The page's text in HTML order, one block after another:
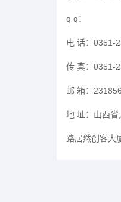
q q：
电 话： 0351-
传 真： 0351-
邮 箱：
地 址： 山西
路居然创客大